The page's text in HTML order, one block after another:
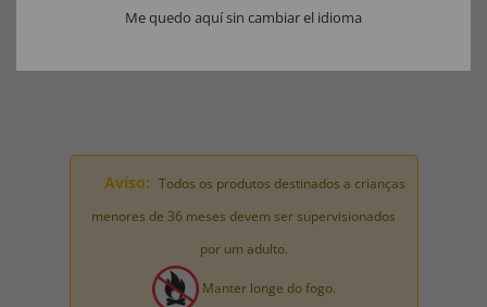
Materiais da máscara: 100% LÁTEX.
Aviso: Todos os produtos destinados a crianças
menores de 36 meses devem ser supervisionados
por um adulto.
Manter longe do fogo.
Me quedo aquí sin cambiar el idioma